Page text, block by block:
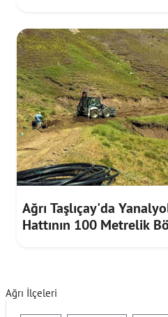
Ağrı Taşlıçay'da
Hattının 100 Metrelik
Ağrı İlçeleri